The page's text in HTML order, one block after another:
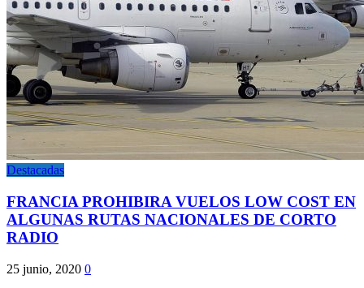
Destacadas
FRANCIA PROHIBIRA VUELOS LOW COST EN
ALGUNAS RUTAS NACIONALES DE CORTO
RADIO
25 junio, 2020 0